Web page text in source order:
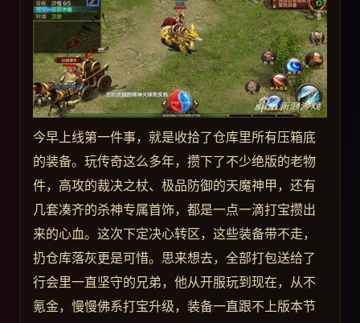
今早上线第一件事，就是收拾了仓库里所有压箱底
的装备。玩传奇这么多年，攒下了不少绝版的老物
件，高攻的裁决之杖、极品防御的天魔神甲，还有
几套凑齐的杀神专属首饰，都是一点一滴打宝攒出
来的心血。这次下定决心转区，这些装备带不走，
扔仓库落灰更是可惜。思来想去，全部打包送给了
行会里一直坚守的兄弟，他从开服玩到现在，从不
氪金，慢慢佛系打宝升级，装备一直跟不上版本节